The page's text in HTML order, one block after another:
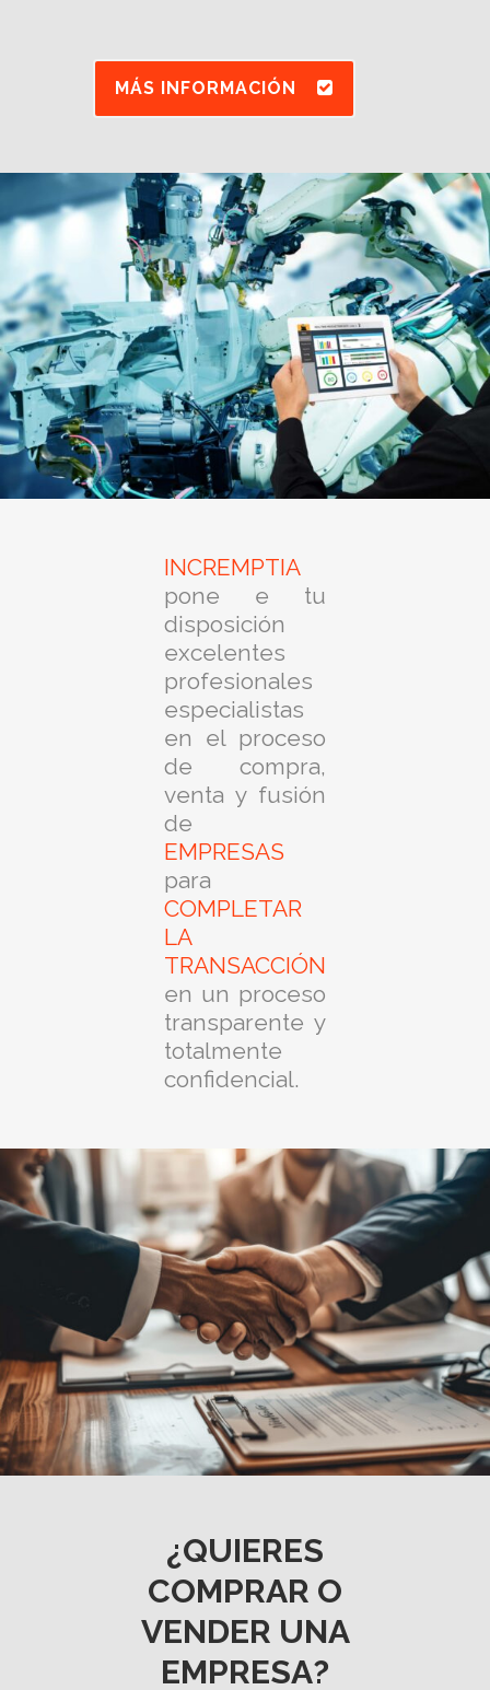
MÁS INFORMACIÓN
INCREMPTIA
pone e tu
disposición
excelentes
profesionales
especialistas
en el proceso
de compra,
venta y fusión
de
EMPRESAS
para
COMPLETAR
LA
TRANSACCIÓN
en un proceso
transparente y
totalmente
confidencial.
¿QUIERES
COMPRAR O
VENDER UNA
EMPRESA?